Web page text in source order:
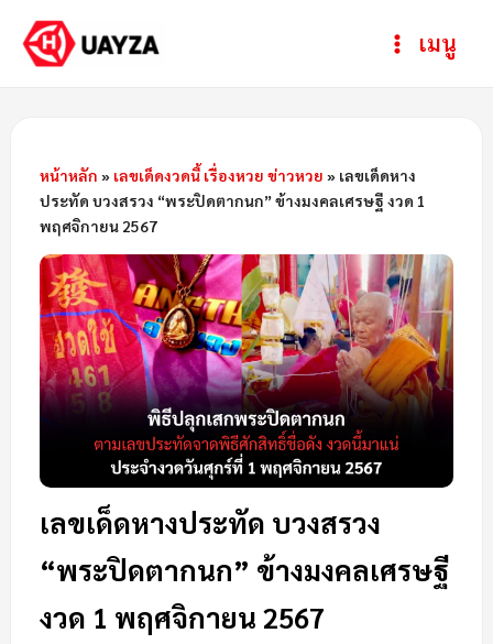
Mainเมนู
หน้าหลัก » เลขเด็ดงวดนี้ เรื่องหวย ข่าวหวย » เลขเด็ดหาง
ประทัด บวงสรวง “พระปิดตากนก” ข้างมงคลเศรษฐี งวด 1
พฤศจิกายน 2567
เลขเด็ดหางประทัด บวงสรวง
“พระปิดตากนก” ข้างมงคลเศรษฐี
งวด 1 พฤศจิกายน 2567
Post
navigation
ห
ม
ห